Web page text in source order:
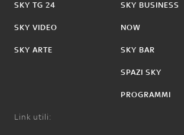
SKY TG 24
SKY VIDEO
SKY ARTE
SKY BUSINESS
NOW
SKY BAR
SPAZI SKY
PROGRAMMI
Link utili: